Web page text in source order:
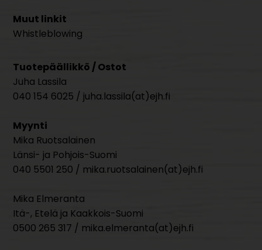
Muut linkit
Whistleblowing
Tuotepäällikkö / Ostot
Juha Lassila
040 154 6025 / juha.lassila(at)ejh.fi
Myynti
Mika Ruotsalainen
Länsi- ja Pohjois-Suomi
040 5501 250 / mika.ruotsalainen(at)ejh.fi
Mika Elmeranta
Itä-, Etelä ja Kaakkois-Suomi
0500 265 317 / mika.elmeranta(at)ejh.fi